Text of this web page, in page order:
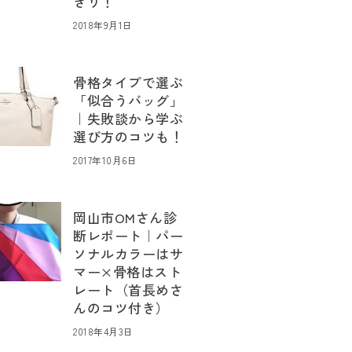
2018年9月1日
骨格タイプで選ぶ
「似合うバッグ」
｜失敗談から学ぶ
選び方のコツも！
2017年10月6日
岡山市OMさん診
断レポート｜パー
ソナルカラーはサ
マー×骨格はスト
レート（首長めさ
んのコツ付き）
2018年4月3日